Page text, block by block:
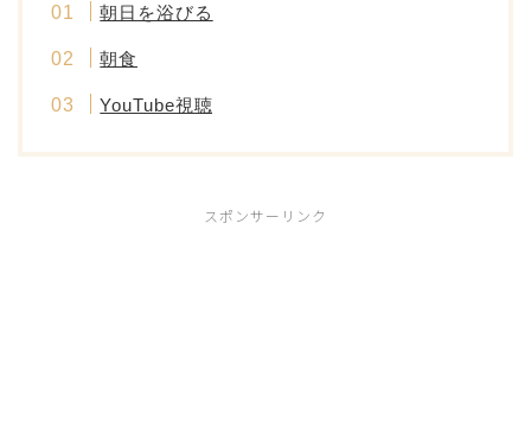
朝日を浴びる
朝食
YouTube視聴
スポンサーリンク